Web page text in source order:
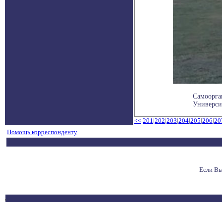
<< 201|202|203|204|205|206|
Помощь корреспонденту
Если